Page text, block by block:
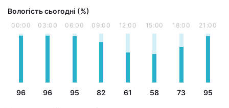
Вологість сьогодні (%)
00:00
96
03:00
96
06:00
95
09:00
82
12:00
61
15:00
58
18:00
73
21:00
95